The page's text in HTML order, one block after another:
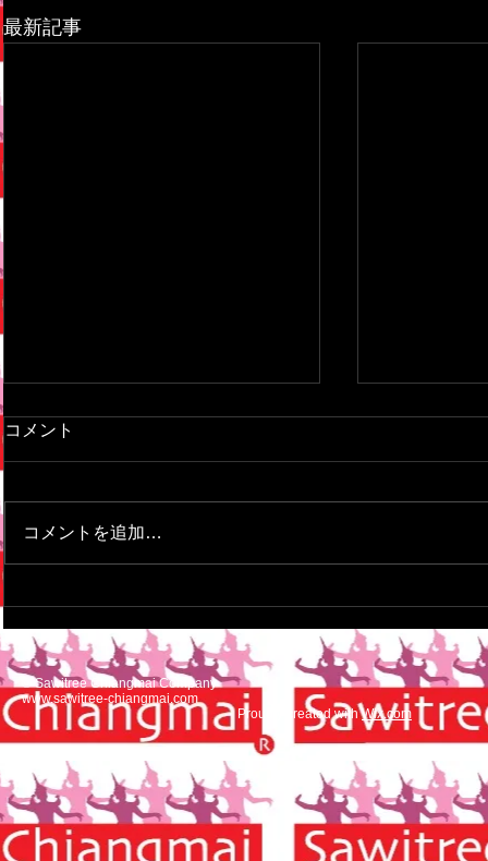
最新記事
This is the
your first
コメント
コメントを追加…
© Sawitree Chiangmai Company
www.sawitree-chiangmai.com
Proudly created withWix.com